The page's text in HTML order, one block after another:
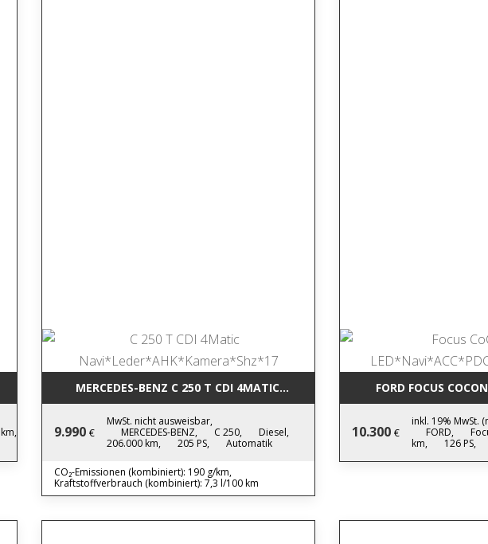
MERCEDES-BENZ C 250 T CDI 4MATIC NAVI*LEDER*AHK*KAMERA*SHZ*17
9.990 €
MwSt. nicht ausweisbar,
MERCEDES-BENZ,
C 250,
Diesel,
206.000 km,
205 PS, Automatik
CO₂-Emissionen (kombiniert): 190 g/km,
Kraftstoffverbrauch (kombiniert): 7,3 l/100 km
FORD FOCUS
10.300 €
inkl. 19% MwSt.
FORD,
km,
126 PS,